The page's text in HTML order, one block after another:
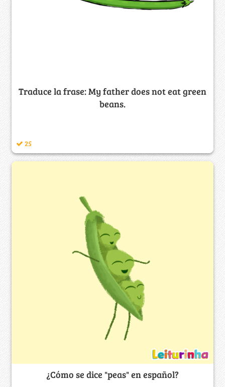
Traduce la frase: My father does not eat green
beans.
25
¿Cómo se dice "peas" en español?